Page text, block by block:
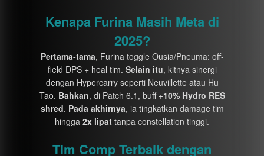
Kenapa Furina Masih Meta di
2025?
Pertama-tama, Furina toggle Ousia/Pneuma: off-
field DPS + heal tim. Selain itu, kitnya sinergi
dengan Hypercarry seperti Neuvillette atau Hu
Tao. Bahkan, di Patch 6.1, buff+10% Hydro RES
shred. Pada akhirnya, ia tingkatkan damage tim
hingga 2x lipat tanpa constellation tinggi.
Tim Comp Terbaik dengan